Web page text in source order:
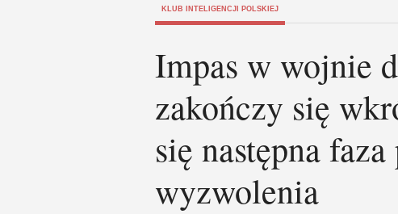
KLUB INTELIGENCJI POLSKIEJ
Impas w wojnie
zakończy się
się następna
wyzwolenia